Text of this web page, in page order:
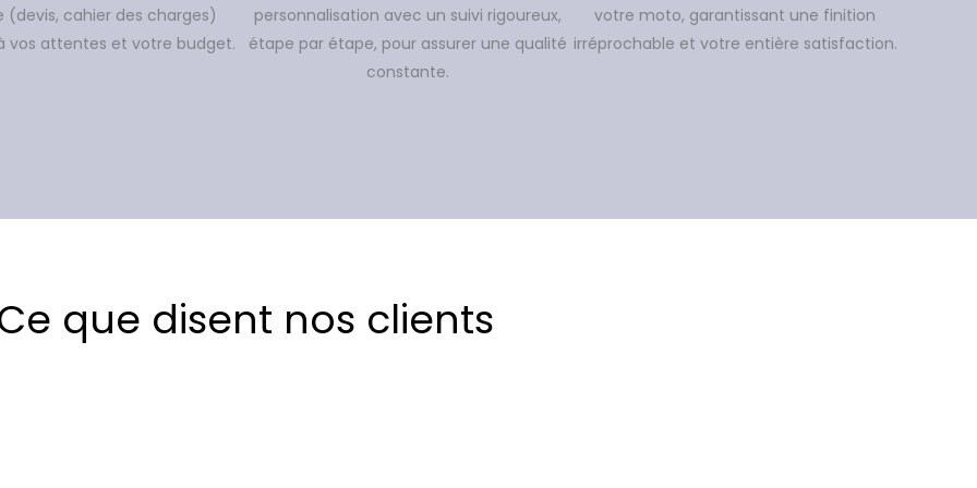
(devis, cahier des charges)
vos attentes et votre budget.
personnalisation avec un suivi rigoureux,
étape par étape, pour assurer une qualité
constante.
votre moto, garantissant une finition
irréprochable et votre entière satisfaction.
que disent nos clients